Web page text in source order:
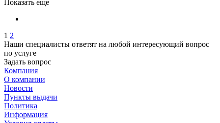
Показать еще
1 2
Наши специалисты ответят на любой интересующий вопрос
по услуге
Задать вопрос
Компания
О компании
Новости
Пункты выдачи
Политика
Информация